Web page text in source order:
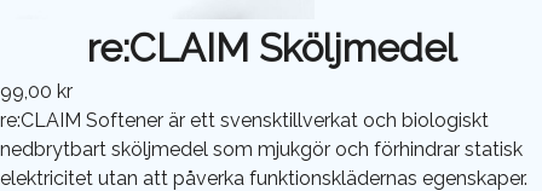
re:CLAIM Sköljmedel
99,00 kr
re:CLAIM Softener är ett svensktillverkat och biologiskt
nedbrytbart sköljmedel som mjukgör och förhindrar statisk
elektricitet utan att påverka funktionsklädernas egenskaper.